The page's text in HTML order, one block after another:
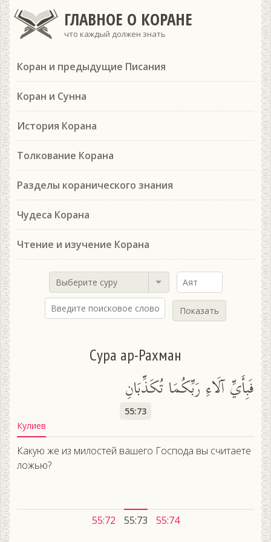
ГЛАВНОЕ О КОРАНЕ
что каждый должен знать
Коран и предыдущие Писания
Коран и Сунна
История Корана
Толкование Корана
Разделы коранического знания
Чудеса Корана
Чтение и изучение Корана
Выберите суру
Показать
Сура ар-Рахман
فَبِأَيِّ آلَاءِ رَبِّكُمَا تُكَذِّبَانِ
55:73
Кулиев
Какую же из милостей вашего Господа вы считаете
ложью?
55:72 55:73 55:74